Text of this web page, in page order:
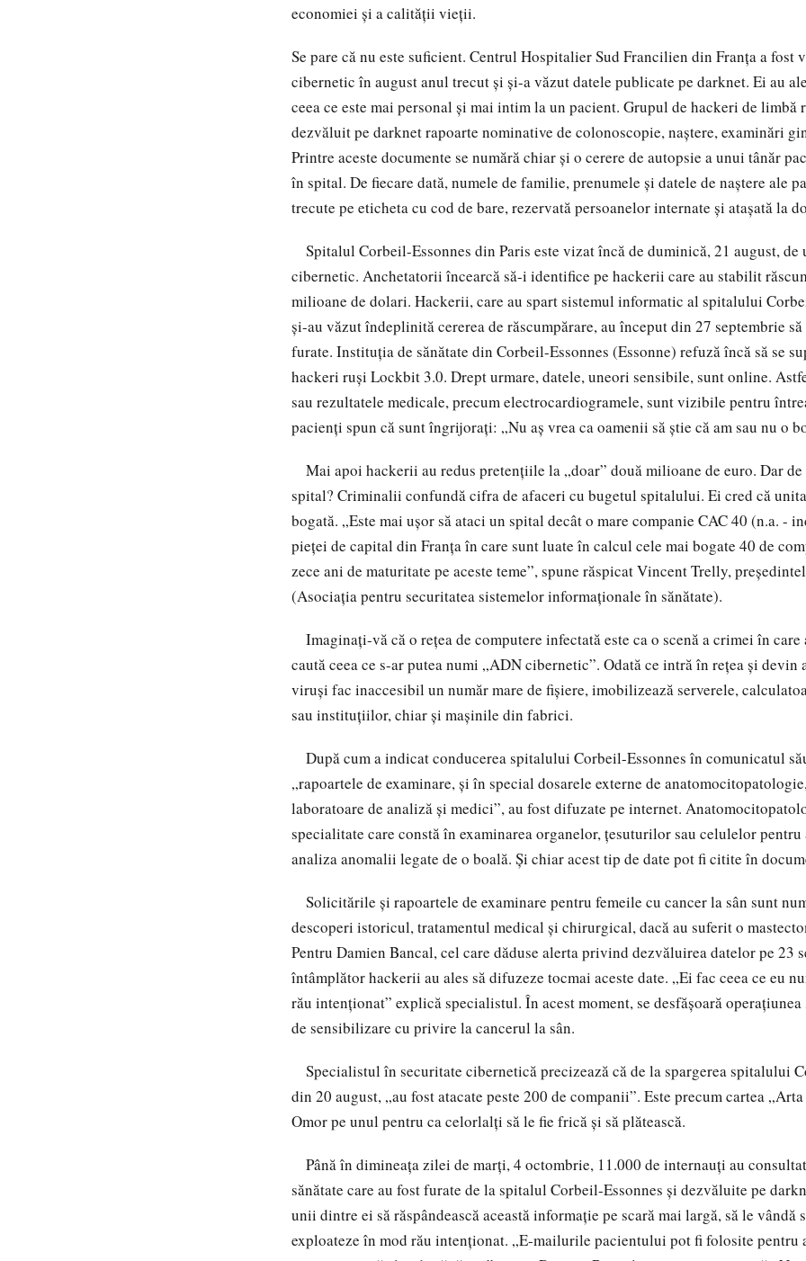
economiei și a calității vieții.
Se pare că nu este suficient. Centrul Hospitalier Sud Francilien din Franța a fost
cibernetic în august anul trecut și și-a văzut datele publicate pe darknet. Ei au
ceea ce este mai personal și mai intim la un pacient. Grupul de hackeri de limbă
dezvăluit pe darknet rapoarte nominative de colonoscopie, naștere, examinări
Printre aceste documente se numără chiar și o cerere de autopsie a unui tânăr
în spital. De fiecare dată, numele de familie, prenumele și datele de naștere ale
trecute pe eticheta cu cod de bare, rezervată persoanelor internate și atașată la
Spitalul Corbeil-Essonnes din Paris este vizat încă de duminică, 21 august, de
cibernetic. Anchetatorii încearcă să-i identifice pe hackerii care au stabilit
milioane de dolari. Hackerii, care au spart sistemul informatic al spitalului
și-au văzut îndeplinită cererea de răscumpărare, au început din 27 septembrie
furate. Instituția de sănătate din Corbeil-Essonnes (Essonne) refuză încă să se
hackeri ruși Lockbit 3.0. Drept urmare, datele, uneori sensibile, sunt online.
sau rezultatele medicale, precum electrocardiogramele, sunt vizibile pentru
pacienți spun că sunt îngrijorați: „Nu aș vrea ca oamenii să știe că am sau nu o
Mai apoi hackerii au redus pretențiile la „doar” două milioane de euro. Dar de
spital? Criminalii confundă cifra de afaceri cu bugetul spitalului. Ei cred că
bogată. „Este mai ușor să ataci un spital decât o mare companie CAC 40 (n.a. -
pieței de capital din Franțaîn care sunt luate în calcul cele mai bogate 40 de
zece ani de maturitate pe aceste teme”, spune răspicat Vincent Trelly,
(Asociația pentru securitatea sistemelor informaționale în sănătate).
Imaginați-vă că o rețea de computere infectată este ca o scenă a crimei în
caută ceea ce s-ar putea numi „ADN cibernetic”. Odată ce intră în rețea și devin
viruși fac inaccesibil un număr mare de fișiere, imobilizează serverele,
sau instituțiilor, chiar și mașinile din fabrici.
După cum a indicat conducerea spitalului Corbeil-Essonnes în comunicatul
„rapoartele de examinare, și în special dosarele externe de
laboratoare de analiză și medici”, au fost difuzate pe internet.
specialitate care constă în examinarea organelor, țesuturilor sau celulelor
analiza anomalii legate de o boală. Și chiar acest tip de date pot fi citite în
Solicitările și rapoartele de examinare pentru femeile cu cancer la sân sunt
descoperi istoricul, tratamentul medical și chirurgical, dacă au suferit o
Pentru Damien Bancal, cel care dăduse alerta privind dezvăluirea datelor pe 23
întâmplător hackerii au ales să difuzeze tocmai aceste date. „Ei fac ceea ce eu
rău intenționat” explică specialistul. În acest moment, se desfășoară
de sensibilizare cu privire la cancerul la sân.
Specialistul în securitate cibernetică precizează că de la spargerea spitalului
din 20 august, „au fost atacate peste 200 de companii”. Este precum cartea
Omor pe unul pentru ca celorlalți să le fie frică și să plătească.
Până în dimineața zilei de marți, 4 octombrie, 11.000 de internauți au
sănătate care au fost furate de la spitalul Corbeil-Essonnes și dezvăluite pe
unii dintre ei să răspândească această informație pe scară mai largă, să le vândă
exploateze în mod rău intenționat. „E-mailurile pacientului pot fi folosite pentru